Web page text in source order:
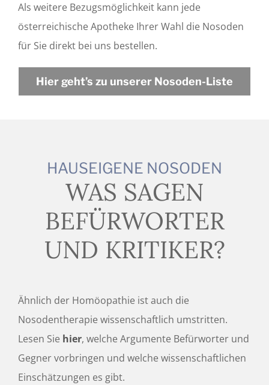
Als weitere Bezugsmöglichkeit kann jede
österreichische Apotheke Ihrer Wahl die Nosoden
für Sie direkt bei uns bestellen.
Hier geht’s zu unserer Nosoden-Liste
HAUSEIGENE NOSODEN
WAS SAGEN
BEFÜRWORTER
UND KRITIKER?
Ähnlich der Homöopathie ist auch die
Nosodentherapie wissenschaftlich umstritten.
Lesen Sie hier, welche Argumente Befürworter und
Gegner vorbringen und welche wissenschaftlichen
Einschätzungen es gibt.